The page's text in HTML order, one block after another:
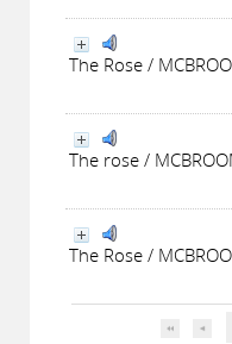
The Rose /
The rose /
The Rose /